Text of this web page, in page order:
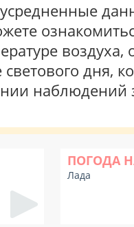
воздуха,
дня,
наблюдений
ПОГОДА
Лада